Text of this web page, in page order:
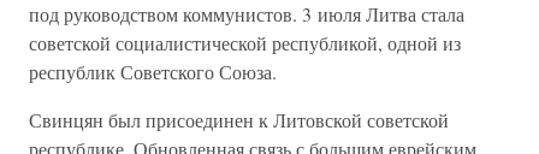
под руководством коммунистов. 3 июля Литва стала
советской социалистической республикой, одной из
республик Советского Союза.
Свинцян был присоединен к Литовской советской
республике. Обновленная связь с большим еврейским